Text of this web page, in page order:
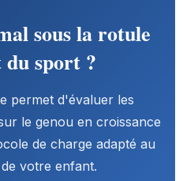
sous la rotule
du sport ?
permet d'évaluer les
le genou en croissance
de charge adapté au
votre enfant.